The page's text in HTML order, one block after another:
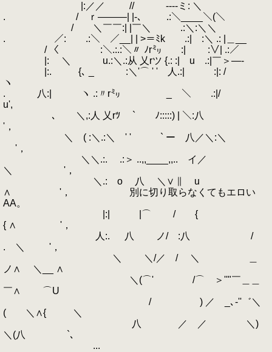
|:／／ // ----ミ: ＼
. / ｒ―――| |-､ .:＼____＼(＼
/ ＼￣￣:| |￣＼ .:＼:＼＼
. ／: .:＼ ／__| | >＝ﾐk .:| :＼ .: |＿__
/ 〈 :＼.:.:＼〃 ﾉr㍉ :| :∨| .:／
|: ＼ u.:＼.:从 乂rツ {.: :| u .:|￣＞―-
|:. {､ _ :＼'⌒ ' ' 人.:| :|: /
ヽ
. 八:| ヽ .:〃r㍉￣ _ ＼ .:|/
u',
､ ＼,:人 乂rﾂ ` ﾉ:::::) | ＼:八
'，
＼ ( :＼.:＼ ' ' ` ー 八／＼:＼
'，
＼＼.:. .:＞ ..,,____,,.. イ／
＼ '，
＼.: o 八 ＼∨ ∥ u
∧ '， 別に切り取らなくてもエロい
AA。
|:| |⌒ / {
{ ∧ '，
人:. 八 ノ/ :八 /
. ＼ '，
＼ ＼/／ / ＼ ＿
ノ∧ ＼__ ∧
＼(⌒' /⌒ ＞''"￣＿＿
￣∧ ⌒U
/ ) ／ _､‐''゛＼
( ＼∧{ ＼
八 ／ ／ ＼)
＼(八 `､
...